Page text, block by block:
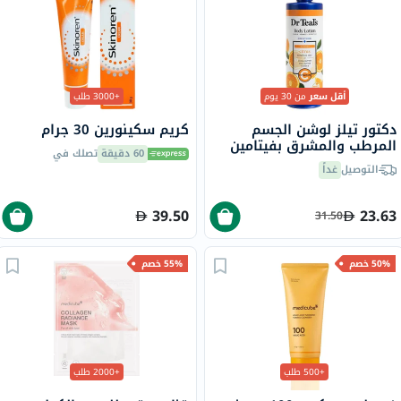
أقل سعرمن 30 يوم
دكتور تيلز لوشن الجسم
المرطب والمشرق بفيتامين
سي والزيوت العطرية
الحمضية 532 مل
التوصيلغداً
23.63
31.50
+3000 طلب
كريم سكينورين 30 جرام
60 دقيقة تصلك في
39.50
50% خصم
+500 طلب
55% خصم
+2000 طلب